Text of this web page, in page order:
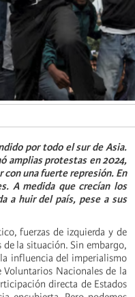
por todo el sur de Asia.
amplias protestas en 2024,
una fuerte represión. En
A medida que crecían los
a huir del país, pese a sus
fuerzas de izquierda y de
la situación. Sin embargo,
influencia del imperialismo
Nacionales de la
directa de Estados